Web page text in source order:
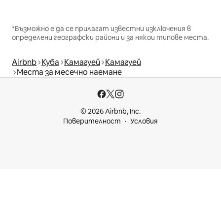
*Възможно е да се прилагат известни изключения в
определени географски райони и за някои типове места.
Airbnb Куба Камагуей Камагуей
Места за месечно наемане
© 2026 Airbnb, Inc.
Поверителност
Условия